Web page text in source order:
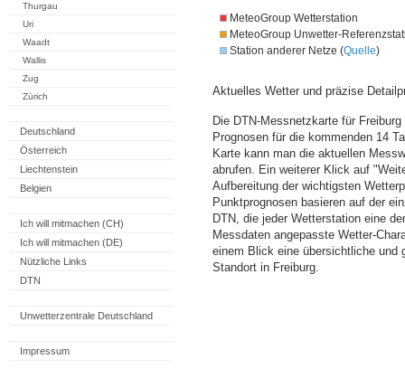
Thurgau
Uri
Waadt
Wallis
Zug
Zürich
Deutschland
Österreich
Liechtenstein
Belgien
Ich will mitmachen (CH)
Ich will mitmachen (DE)
Nützliche Links
DTN
Unwetterzentrale Deutschland
Impressum
MeteoGroup Wetterstation
MeteoGroup Unwetter-
Station anderer Netze (Quelle)
Aktuelles Wetter und präzise
Die DTN-Messnetzkarte für
Prognosen für die kommenden 14
Karte kann man die aktuellen
abrufen. Ein weiterer Klick auf
Aufbereitung der wichtigsten
Punktprognosen basieren auf der
DTN, die jeder Wetterstation eine
Messdaten angepasste Wetter-
einem Blick eine übersichtliche und
Standort in Freiburg.